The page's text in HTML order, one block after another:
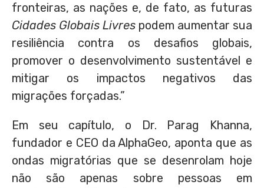
fronteiras, as nações e, de fato, as futuras
Cidades Globais Livres podem aumentar sua
resiliência contra os desafios globais,
promover o desenvolvimento sustentável e
mitigar os impactos negativos das
migrações forçadas.”
Em seu capítulo, o Dr. Parag Khanna,
fundador e CEO da AlphaGeo, aponta que as
ondas migratórias que se desenrolam hoje
não são apenas sobre pessoas em